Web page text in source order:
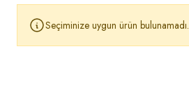
Seçiminize uygun ürün bulunamadı.